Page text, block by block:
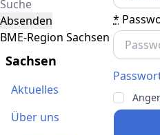
*
Absenden
BME-Region Sachsen
Sachsen
Aktuelles
Über uns